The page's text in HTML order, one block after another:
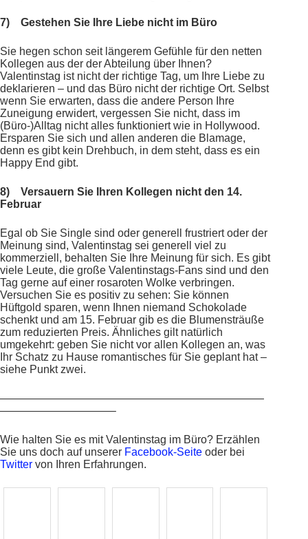
7) Gestehen Sie Ihre Liebe nicht im Büro
Sie hegen schon seit längerem Gefühle für den netten
Kollegen aus der der Abteilung über Ihnen?
Valentinstag ist nicht der richtige Tag, um Ihre Liebe zu
deklarieren – und das Büro nicht der richtige Ort. Selbst
wenn Sie erwarten, dass die andere Person Ihre
Zuneigung erwidert, vergessen Sie nicht, dass im
(Büro-)Alltag nicht alles funktioniert wie in Hollywood.
Ersparen Sie sich und allen anderen die Blamage,
denn es gibt kein Drehbuch, in dem steht, dass es ein
Happy End gibt.
8) Versauern Sie Ihren Kollegen nicht den 14.
Februar
Egal ob Sie Single sind oder generell frustriert oder der
Meinung sind, Valentinstag sei generell viel zu
kommerziell, behalten Sie Ihre Meinung für sich. Es gibt
viele Leute, die große Valentinstags-Fans sind und den
Tag gerne auf einer rosaroten Wolke verbringen.
Versuchen Sie es positiv zu sehen: Sie können
Hüftgold sparen, wenn Ihnen niemand Schokolade
schenkt und am 15. Februar gib es die Blumensträuße
zum reduzierten Preis. Ähnliches gilt natürlich
umgekehrt: geben Sie nicht vor allen Kollegen an, was
Ihr Schatz zu Hause romantisches für Sie geplant hat –
siehe Punkt zwei.
————————————————————————
——————————–
Wie halten Sie es mit Valentinstag im Büro? Erzählen
Sie uns doch auf unserer Facebook-Seite oder bei
Twitter von Ihren Erfahrungen.